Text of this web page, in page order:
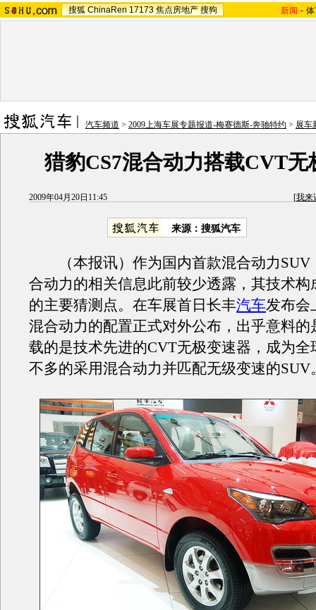
搜狐 ChinaRen 17173 焦点房地产 搜狗 新闻 -
汽车频道 > 2009上海车展专题报道-梅赛德斯-奔驰特约 > 展车
猎豹CS7混合动力搭载CVT无
2009年04月20日11:45 [我来
来源：搜狐汽车
（本报讯）作为国内首款混合动力SUV
合动力的相关信息此前较少透露，其技术构
的主要猜测点。在车展首日长丰汽车发布会
混合动力的配置正式对外公布，出乎意料的
载的是技术先进的CVT无极变速器，成为全
不多的采用混合动力并匹配无级变速的SUV